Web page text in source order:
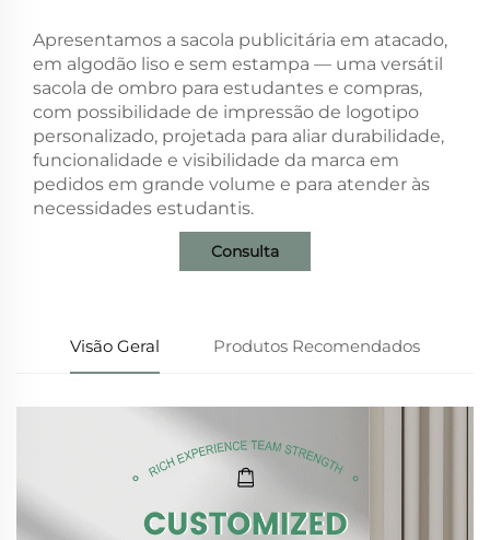
Apresentamos a sacola publicitária em atacado,
em algodão liso e sem estampa — uma versátil
sacola de ombro para estudantes e compras,
com possibilidade de impressão de logotipo
personalizado, projetada para aliar durabilidade,
funcionalidade e visibilidade da marca em
pedidos em grande volume e para atender às
necessidades estudantis.
Consulta
Visão Geral Produtos Recomendados